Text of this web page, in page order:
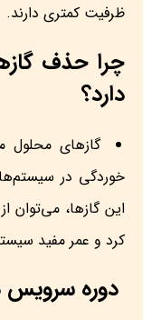
ظرفیت کمتری دارند.
چرا حذف
دارد؟
گازهای محلول
خوردگی در
این گازها، می‌توان
کرد و عمر مفید
دوره سرویس